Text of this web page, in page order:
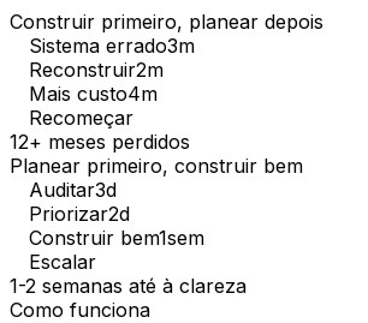
Construir primeiro, planear depois
Sistema errado3m
Reconstruir2m
Mais custo4m
Recomeçar
12+ meses perdidos
Planear primeiro, construir bem
Auditar3d
Priorizar2d
Construir bem1sem
Escalar
1-2 semanas até à clareza
Como funciona